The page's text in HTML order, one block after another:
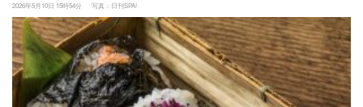
2026年5月10日 15時54分 写真：日刊SPA!